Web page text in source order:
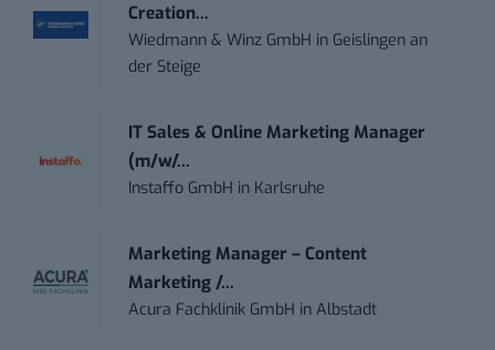
Creation...
Wiedmann & Winz GmbH in Geislingen an
der Steige
IT Sales & Online Marketing Manager
(m/w/...
Instaffo GmbH in Karlsruhe
Marketing Manager – Content
Marketing /...
Acura Fachklinik GmbH inAlbstadt